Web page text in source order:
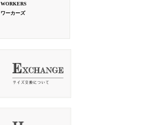
WORKERS
ワーカーズ